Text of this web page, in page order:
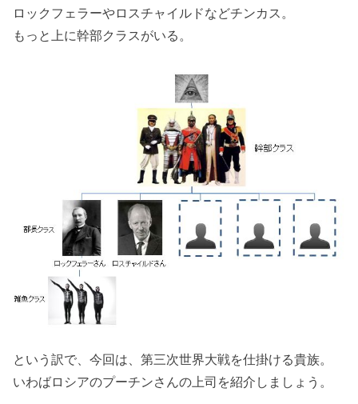
ロックフェラーやロスチャイルドなどチンカス。
もっと上に幹部クラスがいる。
という訳で、今回は、第三次世界大戦を仕掛ける貴族。
いわばロシアのプーチンさんの上司を紹介しましょう。